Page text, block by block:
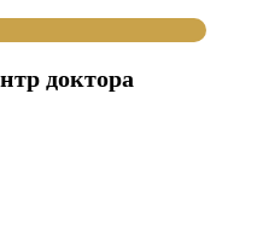
доктора